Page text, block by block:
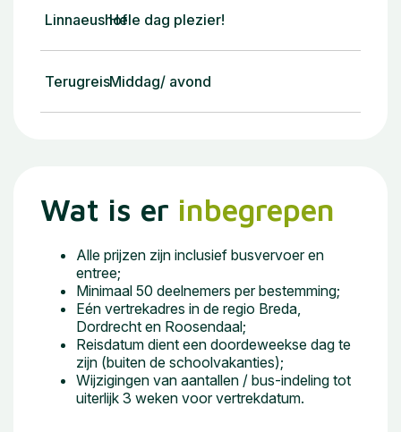
LinnaeushofHele dag plezier!
TerugreisMiddag/ avond
Wat is er inbegrepen
Alle prijzen zijn inclusief busvervoer en
entree;
Minimaal 50 deelnemers per bestemming;
Eén vertrekadres in de regio Breda,
Dordrecht en Roosendaal;
Reisdatum dient een doordeweekse dag te
zijn (buiten de schoolvakanties);
Wijzigingen van aantallen / bus-indeling tot
uiterlijk 3 weken voor vertrekdatum.